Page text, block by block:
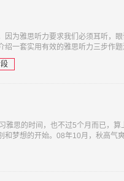
为雅思听力要求我们必须耳听，
绍一套实用有效的雅思听力三步
雅思的时间，也不过5个月而已，
和梦想的开始。08年10月，秋高气